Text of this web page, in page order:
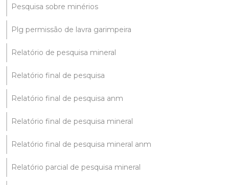
Pesquisa sobre minérios
Plg permissão de lavra garimpeira
Relatório de pesquisa mineral
Relatório final de pesquisa
Relatório final de pesquisa anm
Relatório final de pesquisa mineral
Relatório final de pesquisa mineral anm
Relatório parcial de pesquisa mineral